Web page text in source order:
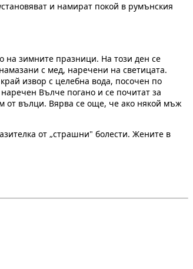
и намират покой в румънския
на зимните празници. На този ден се
с мед, наречени на светицата.
извор с целебна вода, посочен по
Вълче погано и се почитат за
от вълци. Вярва се още, че ако някой мъж
от „страшни" болести. Жените в